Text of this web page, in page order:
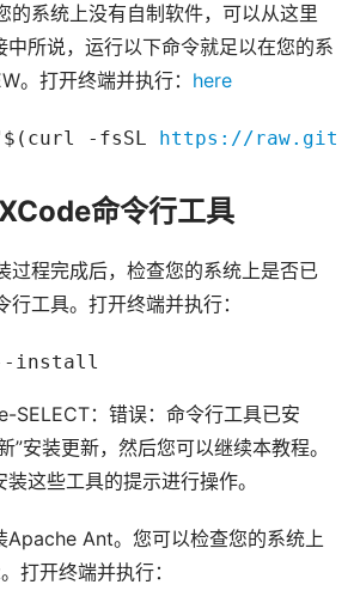
的系统上没有自制软件，可以从这里
中所说，运行以下命令就足以在您的系
。打开终端并执行： here
-fsSL https://
命令行工具
程完成后，检查您的系统上是否已
工具。打开终端并执行：
install
SELECT：错误：命令行工具已安
”安装更新，然后您可以继续本教程。
这些工具的提示进行操作。
Apache Ant。您可以检查您的系统上
打开终端并执行：